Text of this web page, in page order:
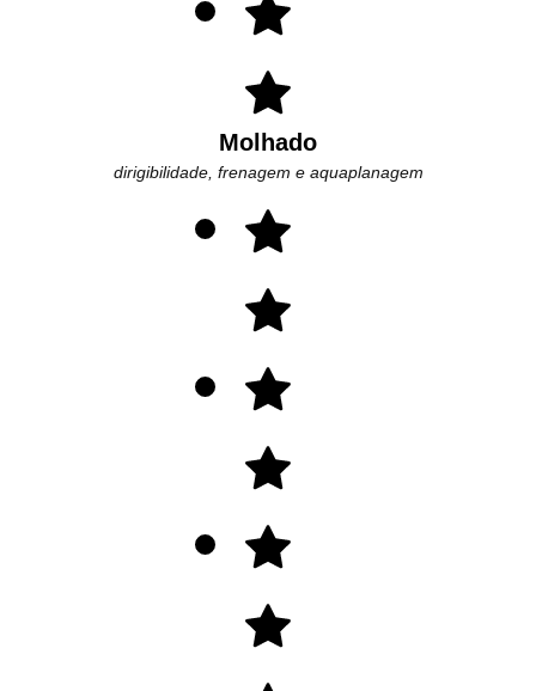
Molhado
dirigibilidade, frenagem e aquaplanagem